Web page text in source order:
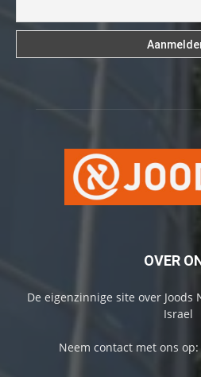
OVER
De eigenzinnige site over Joods
Israel
Neem contact met ons op: